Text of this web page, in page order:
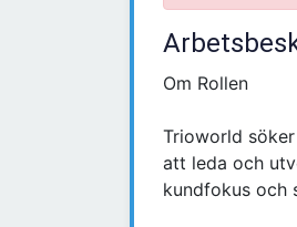
Om Rollen
Trioworld
att leda och
kundfokus och